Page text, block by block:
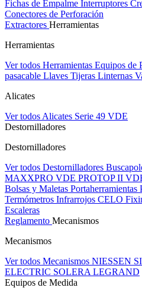
Fichas de Empalme Interruptores
Conectores de Perforación
Extractores Herramientas
Herramientas
Ver todos Herramientas Equipos de
pasacable Llaves Tijeras Linternas
Alicates
Ver todos Alicates Serie 49 VDE
Destornilladores
Destornilladores
Ver todos Destornilladores
MAXXPRO VDE PROTOP II
Bolsas y Maletas Portaherramientas
Termómetros Infrarrojos CELO
Escaleras
Reglamento Mecanismos
Mecanismos
Ver todos Mecanismos NIESSEN
ELECTRIC SOLERA LEGRAND
Equipos de Medida